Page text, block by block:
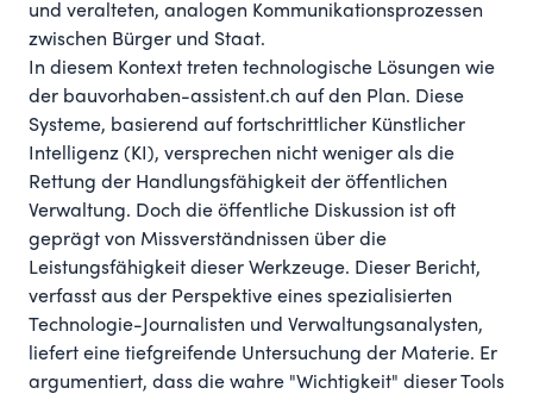
und veralteten, analogen Kommunikationsprozessen
zwischen Bürger und Staat.
In diesem Kontext treten technologische Lösungen wie
der bauvorhaben-assistent.ch auf den Plan. Diese
Systeme, basierend auf fortschrittlicher Künstlicher
Intelligenz (KI), versprechen nicht weniger als die
Rettung der Handlungsfähigkeit der öffentlichen
Verwaltung. Doch die öffentliche Diskussion ist oft
geprägt von Missverständnissen über die
Leistungsfähigkeit dieser Werkzeuge. Dieser Bericht,
verfasst aus der Perspektive eines spezialisierten
Technologie-Journalisten und Verwaltungsanalysten,
liefert eine tiefgreifende Untersuchung der Materie. Er
argumentiert, dass die wahre "Wichtigkeit" dieser Tools